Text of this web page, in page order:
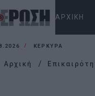
ΑΡΧΙΚΉ
ΚΕΡΚΥΡΑ
Αρχική